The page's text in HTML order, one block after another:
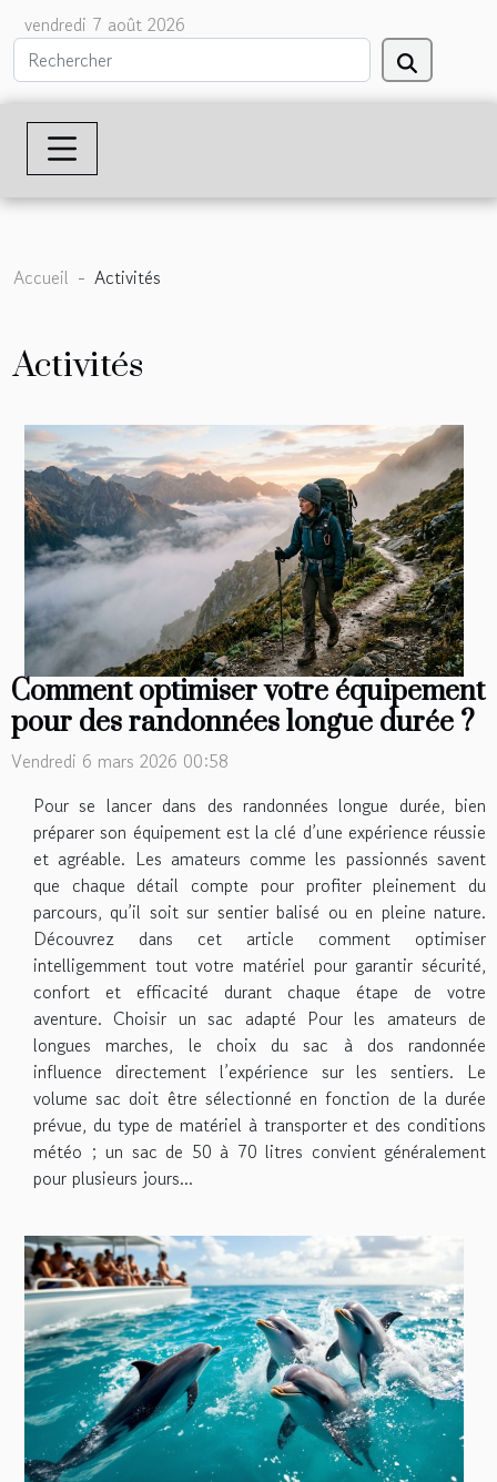
vendredi 7 août 2026
Accueil Activités
Activités
Comment optimiser votre équipement
pour des randonnées longue durée ?
Vendredi 6 mars 2026 00:58
Pour se lancer dans des randonnées longue durée, bien
préparer son équipement est la clé d’une expérience réussie
et agréable. Les amateurs comme les passionnés savent
que chaque détail compte pour profiter pleinement du
parcours, qu’il soit sur sentier balisé ou en pleine nature.
Découvrez dans cet article comment optimiser
intelligemment tout votre matériel pour garantir sécurité,
confort et efficacité durant chaque étape de votre
aventure. Choisir un sac adapté Pour les amateurs de
longues marches, le choix du sac à dos randonnée
influence directement l’expérience sur les sentiers. Le
volume sac doit être sélectionné en fonction de la durée
prévue, du type de matériel à transporter et des conditions
météo ; un sac de 50 à 70 litres convient généralement
pour plusieurs jours...